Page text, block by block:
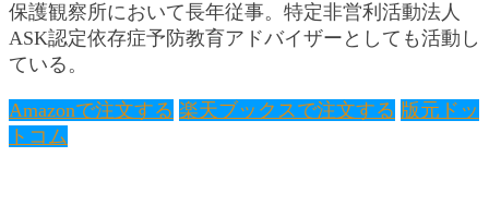
保護観察所において長年従事。特定非営利活動法人
ASK認定依存症予防教育アドバイザーとしても活動し
ている。
Amazonで注文する 楽天ブックスで注文する 版元ドッ
トコム